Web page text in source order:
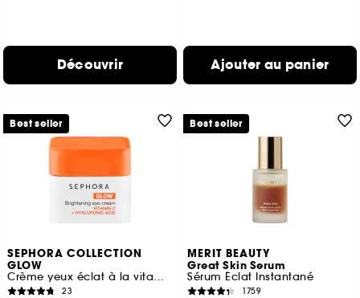
Découvrir Ajouter au panier
SEPHORA COLLECTION
GLOW
Crème yeux éclat à la vitamine C et à l'acide hyaluronique
23
Best seller
MERIT BEAUTY
Great Skin Serum
Sérum Éclat Instantané
1759
Best seller